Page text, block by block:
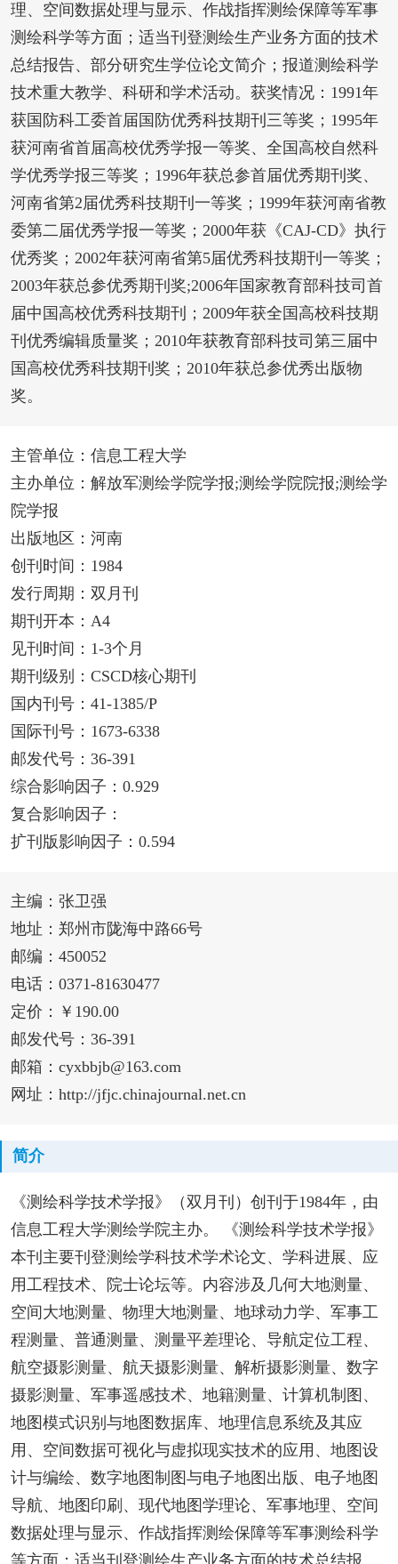
理、空间数据处理与显示、作战指挥测绘保障等军事
测绘科学等方面；适当刊登测绘生产业务方面的技术
总结报告、部分研究生学位论文简介；报道测绘科学
技术重大教学、科研和学术活动。获奖情况：1991年
获国防科工委首届国防优秀科技期刊三等奖；1995年
获河南省首届高校优秀学报一等奖、全国高校自然科
学优秀学报三等奖；1996年获总参首届优秀期刊奖、
河南省第2届优秀科技期刊一等奖；1999年获河南省教
委第二届优秀学报一等奖；2000年获《CAJ-CD》执行
优秀奖；2002年获河南省第5届优秀科技期刊一等奖；
2003年获总参优秀期刊奖;2006年国家教育部科技司首
届中国高校优秀科技期刊；2009年获全国高校科技期
刊优秀编辑质量奖；2010年获教育部科技司第三届中
国高校优秀科技期刊奖；2010年获总参优秀出版物
奖。
主管单位：信息工程大学
主办单位：解放军测绘学院学报;测绘学院院报;测绘学
院学报
出版地区：河南
创刊时间：1984
发行周期：双月刊
期刊开本：A4
见刊时间：1-3个月
期刊级别：CSCD核心期刊
国内刊号：41-1385/P
国际刊号：1673-6338
邮发代号：36-391
综合影响因子：0.929
复合影响因子：
扩刊版影响因子：0.594
主编：张卫强
地址：郑州市陇海中路66号
邮编：450052
电话：0371-81630477
定价：￥190.00
邮发代号：36-391
邮箱：cyxbbjb@163.com
网址：http://jfjc.chinajournal.net.cn
简介
《测绘科学技术学报》（双月刊）创刊于1984年，由
信息工程大学测绘学院主办。 《测绘科学技术学报》
本刊主要刊登测绘学科技术学术论文、学科进展、应
用工程技术、院士论坛等。内容涉及几何大地测量、
空间大地测量、物理大地测量、地球动力学、军事工
程测量、普通测量、测量平差理论、导航定位工程、
航空摄影测量、航天摄影测量、解析摄影测量、数字
摄影测量、军事遥感技术、地籍测量、计算机制图、
地图模式识别与地图数据库、地理信息系统及其应
用、空间数据可视化与虚拟现实技术的应用、地图设
计与编绘、数字地图制图与电子地图出版、电子地图
导航、地图印刷、现代地图学理论、军事地理、空间
数据处理与显示、作战指挥测绘保障等军事测绘科学
等方面；适当刊登测绘生产业务方面的技术总结报